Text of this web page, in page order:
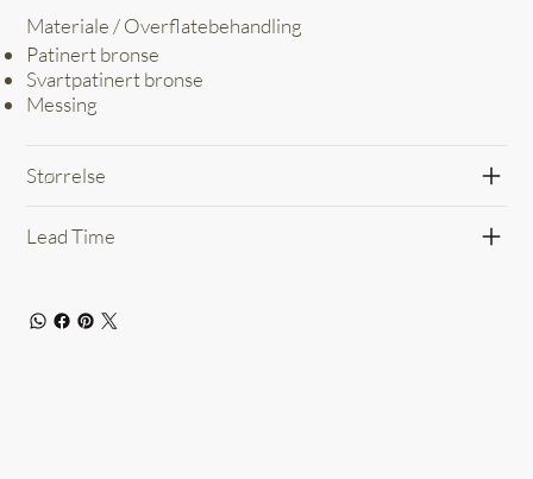
Materiale / Overflatebehandling
Patinert bronse
Svartpatinert bronse
Messing
Størrelse
Lead Time